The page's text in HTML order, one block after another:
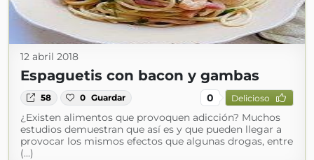
12 abril 2018
Espaguetis con bacon y gambas
58 0 Guardar 0 Delicioso
¿Existen alimentos que provoquen adicción? Muchos
estudios demuestran que así es y que pueden llegar a
provocar los mismos efectos que algunas drogas, entre
(...)